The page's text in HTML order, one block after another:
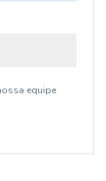
equipe